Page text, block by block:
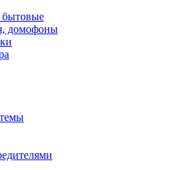
бытовые
домофоны